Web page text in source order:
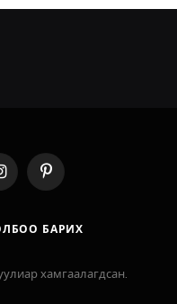
Pinterest
БАРИХ
хамгаалагдсан.